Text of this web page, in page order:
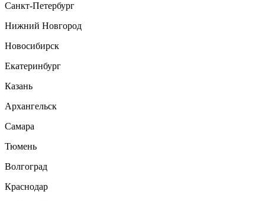
Санкт-Петербург
Нижний Новгород
Новосибирск
Екатеринбург
Казань
Архангельск
Самара
Тюмень
Волгоград
Краснодар